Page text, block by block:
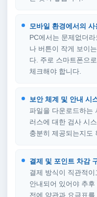
모바일 환경에서의 사
PC에서는 문제없더
나 버튼이 작게 보이
다. 주로 스마트폰으
체크해야 합니다.
보안 체계 및 안내 시
파일을 다운로드하는
러스에 대한 검사 시
충분히 제공되는지도
결제 및 포인트 차감
결제 방식이 직관적
안내되어 있어야 추
전에 약관과 요금표